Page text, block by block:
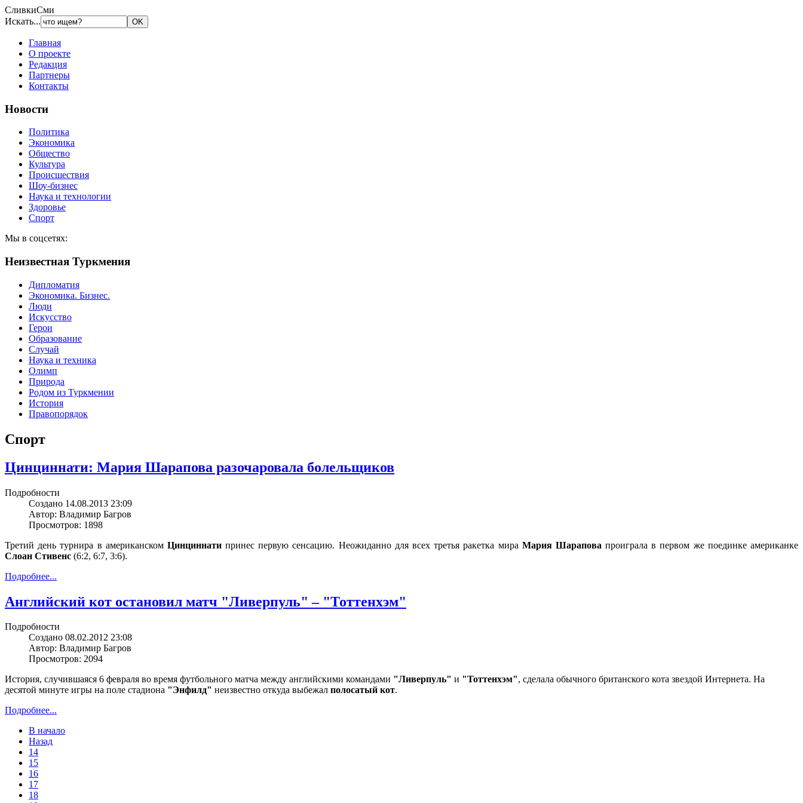
СливкиСми
Искать...
Главная
О проекте
Редакция
Партнеры
Контакты
Новости
Политика
Экономика
Общество
Культура
Происшествия
Шоу-бизнес
Наука и технологии
Здоровье
Спорт
Мы в соцсетях:
Неизвестная Туркмения
Дипломатия
Экономика. Бизнес.
Люди
Искусство
Герои
Образование
Случай
Наука и техника
Олимп
Природа
Родом из Туркмении
История
Правопорядок
Спорт
Цинциннати: Мария Шарапова разочаровала болельщиков
Подробности
Создано 14.08.2013 23:09
Автор: Владимир Багров
Просмотров: 1898
Третий день турнира в американском Цинциннатипринес первую сенсацию. Неожиданно для всех третья ракетка мира Мария Шарапова проиграла в первом же поединке американке
Слоан Стивенс (6:2, 6:7, 3:6).
Подробнее...
Английский кот остановил матч "Ливерпуль" – "Тоттенхэм"
Подробности
Создано 08.02.2012 23:08
Автор: Владимир Багров
Просмотров: 2094
История, случившаяся 6 февраля во время футбольного матча между английскими командами "Ливерпуль" и "Тоттенхэм", сделала обычного британского кота звездой Интернета. На
десятой минуте игры на поле стадиона "Энфилд" неизвестно откуда выбежал полосатый кот.
Подробнее...
В начало
Назад
14
15
16
17
18